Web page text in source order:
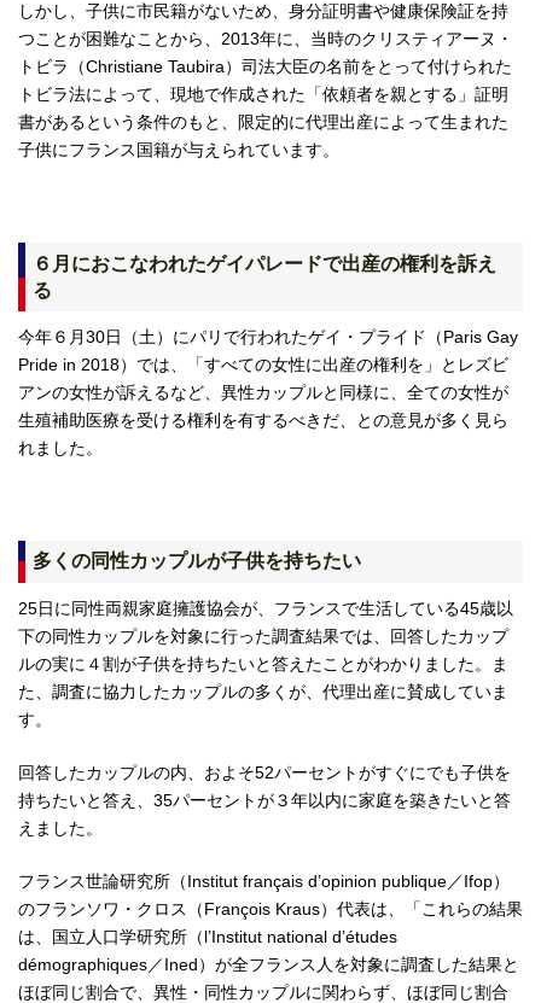
しかし、子供に市民籍がないため、身分証明書や健康保険証を持
つことが困難なことから、2013年に、当時のクリスティアーヌ・
トビラ（Christiane Taubira）司法大臣の名前をとって付けられた
トビラ法によって、現地で作成された「依頼者を親とする」証明
書があるという条件のもと、限定的に代理出産によって生まれた
子供にフランス国籍が与えられています。
６月におこなわれたゲイパレードで出産の権利を訴え
る
今年６月30日（土）にパリで行われたゲイ・プライド（Paris Gay
Pride in 2018）では、「すべての女性に出産の権利を」とレズビ
アンの女性が訴えるなど、異性カップルと同様に、全ての女性が
生殖補助医療を受ける権利を有するべきだ、との意見が多く見ら
れました。
多くの同性カップルが子供を持ちたい
25日に同性両親家庭擁護協会が、フランスで生活している45歳以
下の同性カップルを対象に行った調査結果では、回答したカップ
ルの実に４割が子供を持ちたいと答えたことがわかりました。ま
た、調査に協力したカップルの多くが、代理出産に賛成していま
す。
回答したカップルの内、およそ52パーセントがすぐにでも子供を
持ちたいと答え、35パーセントが３年以内に家庭を築きたいと答
えました。
フランス世論研究所（Institut français d’opinion publique／Ifop）
のフランソワ・クロス（François Kraus）代表は、「これらの結果
は、国立人口学研究所（l’Institut national d’études
démographiques／Ined）が全フランス人を対象に調査した結果と
ほぼ同じ割合で、異性・同性カップルに関わらず、ほぼ同じ割合